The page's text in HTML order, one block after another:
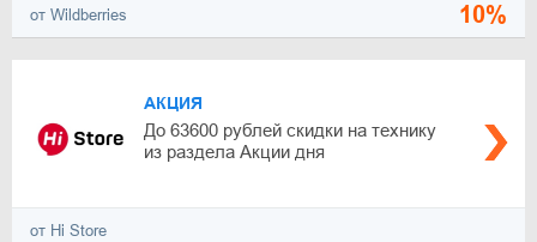
от Wildberries 10%
АКЦИЯ
До 63600 рублей скидки на технику
из раздела Акции дня
от Hi Store